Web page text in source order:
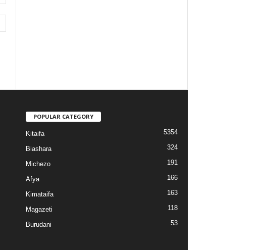
POPULAR CATEGORY
Kitaifa 5354
Biashara 324
Michezo 191
Afya 166
Kimataifa 163
Magazeti 118
Burudani 53